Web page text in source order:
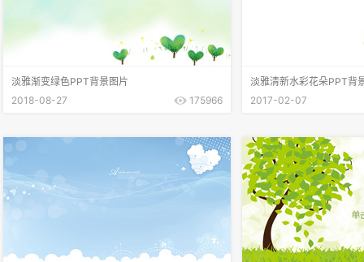
淡雅渐变绿色PPT背景图片
2018-08-27
175966
淡雅清新水彩花朵PPT背
2017-02-07